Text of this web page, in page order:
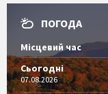
ПОГОДА
Місцевий час
Сьогодні
07.08.2026